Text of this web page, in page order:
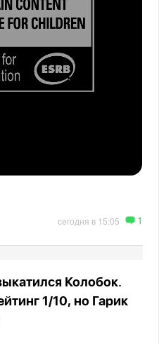
сегодня в 15:05 1
Колобок.
1/10, но Гарик